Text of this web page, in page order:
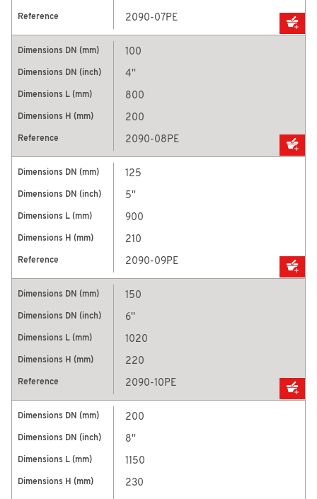
2090-07PE
100
4''
800
200
2090-08PE
125
5''
900
210
2090-09PE
150
6''
1020
220
2090-10PE
200
8''
1150
230